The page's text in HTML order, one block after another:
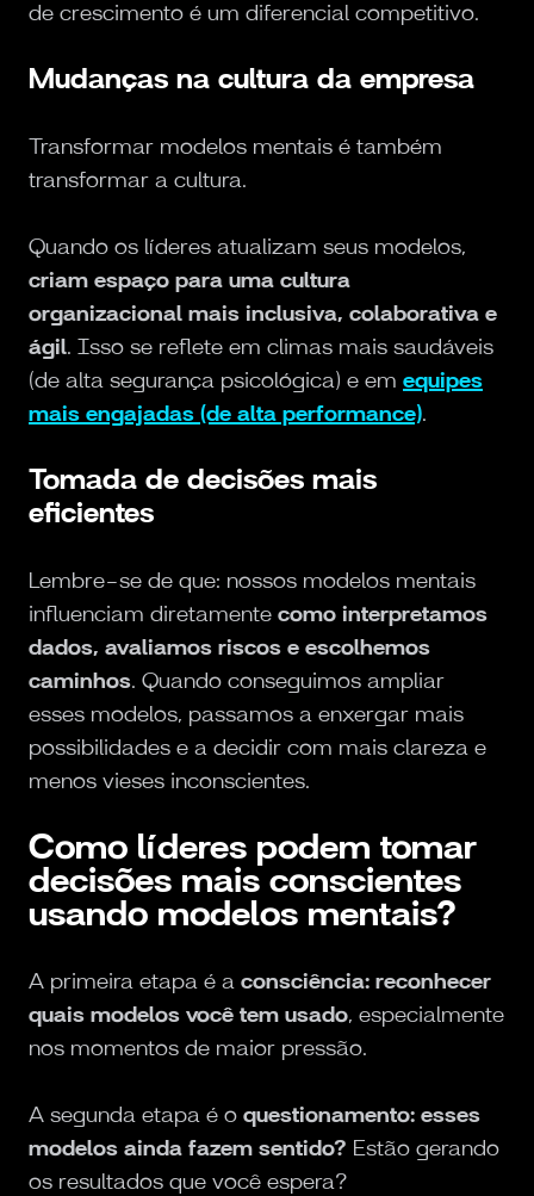
de crescimento é um diferencial competitivo.
Mudanças na cultura da empresa
Transformar modelos mentais é também
transformar a cultura.
Quando os líderes atualizam seus modelos,
criam espaço para uma cultura
organizacional mais inclusiva, colaborativa e
ágil. Isso se reflete em climas mais saudáveis
(de alta segurança psicológica) e em equipes
mais engajadas (de alta performance).
Tomada de decisões mais
eficientes
Lembre-se de que: nossos modelos mentais
influenciam diretamente como interpretamos
dados, avaliamos riscos e escolhemos
caminhos. Quando conseguimos ampliar
esses modelos, passamos a enxergar mais
possibilidades e a decidir com mais clareza e
menos vieses inconscientes.
Como líderes podem tomar
decisões mais conscientes
usando modelos mentais?
A primeira etapa é a consciência: reconhecer
quais modelos você tem usado, especialmente
nos momentos de maior pressão.
A segunda etapa é o questionamento: esses
modelos ainda fazem sentido? Estão gerando
os resultados que você espera?